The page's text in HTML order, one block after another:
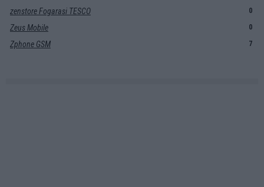
zenstore Fogarasi TESCO 0
Zeus Mobile 0
Zphone GSM 7